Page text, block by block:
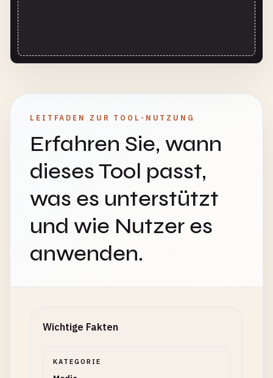
LEITFADEN ZUR TOOL-NUTZUNG
Erfahren Sie, wann
dieses Tool passt,
was es unterstützt
und wie Nutzer es
anwenden.
Wichtige Fakten
KATEGORIE